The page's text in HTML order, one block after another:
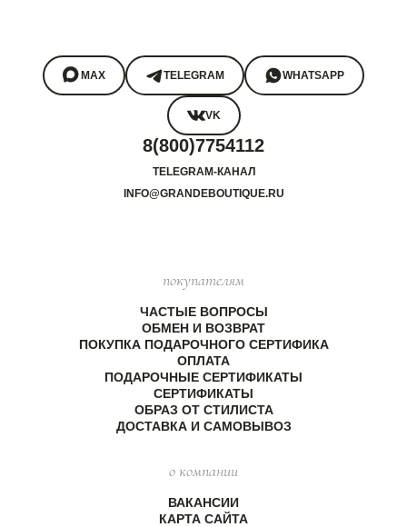
MAX TELEGRAM WHATSAPP
VK
8(800)7754112
TELEGRAM-КАНАЛ
INFO@GRANDEBOUTIQUE.RU
покупателям
ЧАСТЫЕ ВОПРОСЫ
ОБМЕН И ВОЗВРАТ
ПОКУПКА ПОДАРОЧНОГО СЕРТИФИКА
ОПЛАТА
ПОДАРОЧНЫЕ СЕРТИФИКАТЫ
СЕРТИФИКАТЫ
ОБРАЗ ОТ СТИЛИСТА
ДОСТАВКА И САМОВЫВОЗ
о компании
ВАКАНСИИ
КАРТА САЙТА